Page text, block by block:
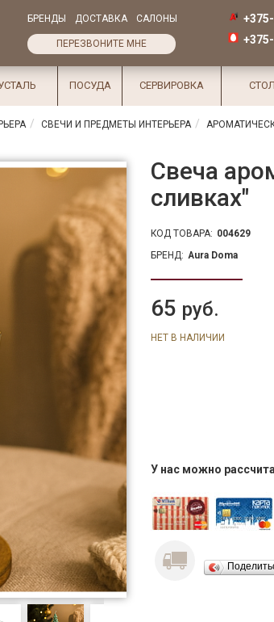
БРЕНДЫ ДОСТАВКА САЛОНЫ
ПЕРЕЗВОНИТЕ МНЕ
ПОСУДА СЕРВИРОВКА
СВЕЧИ И ПРЕДМЕТЫ ИНТЕРЬЕРА
Свеча
сливках"
КОД ТОВАРА: 004629
БРЕНД: Aura Doma
65 руб.
НЕТ В НАЛИЧИИ
У нас можно